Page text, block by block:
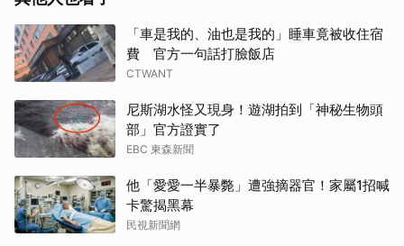
「車是我的、油也是我的」睡車竟被收住宿
費 官方一句話打臉飯店
CTWANT
尼斯湖水怪又現身！遊湖拍到「神秘生物頭
部」官方證實了
EBC 東森新聞
他「愛愛一半暴斃」遭強摘器官！家屬1招喊
卡驚揭黑幕
民視新聞網